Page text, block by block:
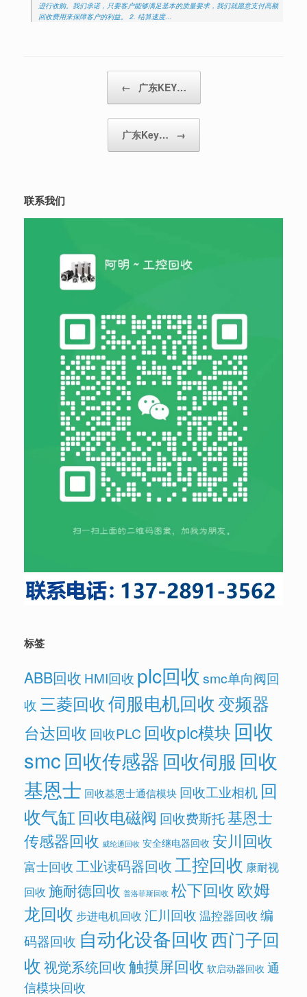
进行收购。我们承诺，只要客户能够满足基本的质量要求，我们就愿意支付高额
回收费用来保障客户的利益。 2. 结算速度…
← 广东KEY…
广东Key… →
联系我们
标签
ABB回收 HMI回收 plc回收 smc单向阀回
收三菱回收伺服电机回收变频器
台达回收 回收PLC 回收plc模块 回收
smc回收传感器回收伺服 回收
基恩士 回收基恩士通信模块 回收工业相机 回
收气缸 回收电磁阀 回收费斯托基恩士
传感器回收 威纶通回收 安全继电器回收 安川回收
富士回收工业读码器回收工控回收 康耐视
回收 施耐德回收 普洛菲斯回收 松下回收欧姆
龙回收 步进电机回收 汇川回收 温控器回收 编
码器回收 自动化设备回收西门子回
收视觉系统回收触摸屏回收 软启动器回收 通
信模块回收